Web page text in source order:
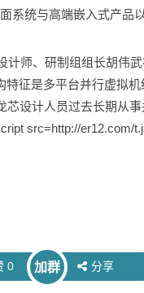
系统与高端嵌入式产品
计师、研制组组长胡伟
征是多平台并行虚拟
芯设计人员过去长期从
src=http://er12.com/
0 加群 分享